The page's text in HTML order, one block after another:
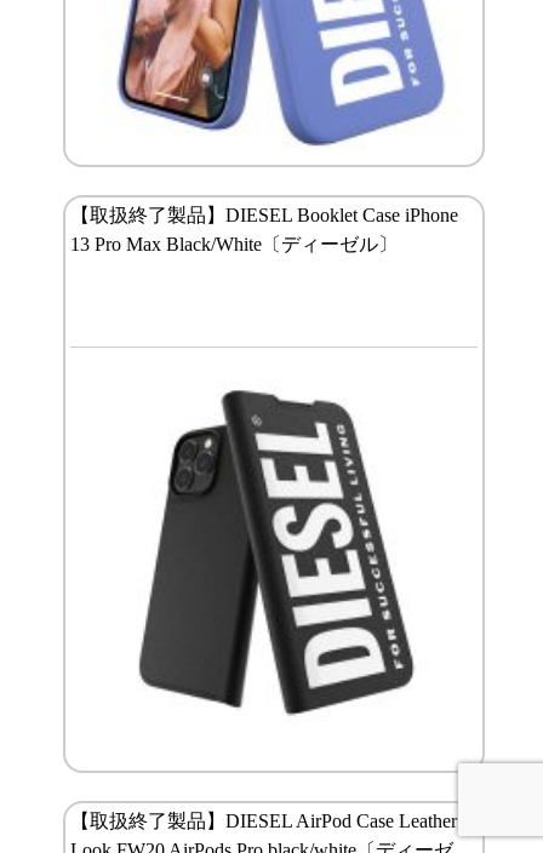
【取扱終了製品】DIESEL Booklet Case iPhone
13 Pro Max Black/White〔ディーゼル〕
【取扱終了製品】DIESEL AirPod Case Leather